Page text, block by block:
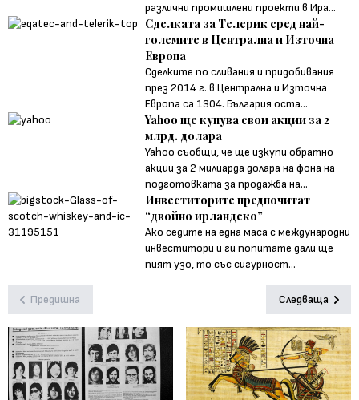
различни промишлени проекти в Ира...
Сделката за Телерик сред най-
големите в Централна и Източна
Европа
Сделките по сливания и придобивания
през 2014 г. в Централна и Източна
Европа са 1304. България оста...
Yahoo ще купува свои акции за 2
млрд. долара
Yahoo съобщи, че ще изкупи обратно
акции за 2 милиарда долара на фона на
подготовката за продажба на...
Инвеститорите предпочитат
“двойно ирландско”
Ако седите на една маса с международни
инвеститори и ги попитате дали ще
пият узо, то със сигурност...
Предишна Следваща